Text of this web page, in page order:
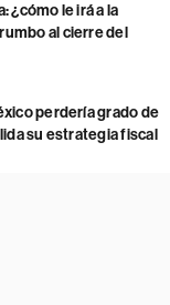
¿cómo le irá a la
al cierre del
perdería grado de
su estrategia fiscal